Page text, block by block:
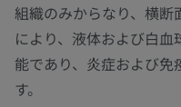
組織のみからなり、横
により、液体および白
能であり、炎症および
す。